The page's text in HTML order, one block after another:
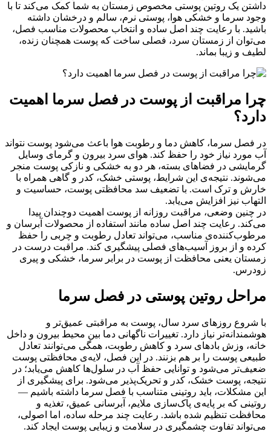
داشتن یک روتین پوستی مخصوص زمستان به شما کمک می‌کند تا با
وجود سرما و خشکی هوا، پوستی نرم، سالم و درخشان داشته
باشید. با رعایت چند اصل ساده و انتخاب محصولات مناسب فصل،
می‌توان از زمستان سرد، فصلی ساخت که پوست همچنان زنده،
لطیف و زیبا بماند.
چرا مراقبت از پوست در فصل سرما اهمیت
دارد؟
در فصل سرما، کاهش دما و رطوبت هوا باعث می‌شود پوست نتواند
آب مورد نیاز خود را حفظ کند. هوای سرد بیرون و گرمای وسایل
گرمایشی در فضاهای بسته، هر دو به خشکی و نازکی پوست منجر
می‌شوند. نتیجه‌ی این شرایط، پوستی خشک، کدر و گاهی همراه با
خارش و ترک است. با تضعیف سد محافظتی پوست، حساسیت و
التهاب نیز افزایش می‌یابد.
در چنین وضعی، مراقبت روزانه از پوست اهمیت دوچندان پیدا
می‌کند. رعایت چند اصل ساده مانند استفاده از محصولات آبرسان و
مرطوب‌کننده‌ی مناسب، می‌تواند تعادل رطوبت و چربی را حفظ
کرده و از بروز آسیب‌های فصلی پیشگیری کند. مراقبت درست در
زمستان یعنی محافظت از پوست در برابر سرما، خشکی و پیری
زودرس.
مراحل روتین پوستی در فصل سرما
با شروع روزهای سرد سال، پوست به مراقبتی عمیق‌تر و
هوشمندانه‌تر نیاز دارد. تغییرات ناگهانی دما بین محیط بیرون و داخل
خانه، وزش بادهای سرد و کاهش رطوبت، همگی می‌توانند تعادل
طبیعی پوست را بر هم بزنند. در این فصل، لایه‌ی محافظتی پوست
ضعیف‌تر می‌شود و توانایی حفظ آب در سلول‌ها کاهش می‌یابد؛ در
نتیجه، پوست خشک، کدر و تحریک‌پذیر می‌شود. برای پیشگیری از
این مشکلات، باید روتینی متناسب با فصل سرما داشته باشیم —
روتینی که بر پایه‌ی پاک‌سازی ملایم، آبرسانی عمیق، تغذیه و
محافظت تنظیم شده باشد. رعایت چند مرحله ساده، اما اصولی،
می‌تواند تفاوت چشمگیری در سلامت و زیبایی پوست ایجاد کند.